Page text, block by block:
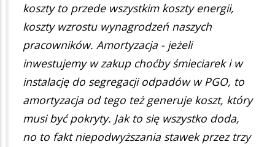
koszty to przede wszystkim koszty energii,
koszty wzrostu wynagrodzeń naszych
pracowników. Amortyzacja - jeżeli
inwestujemy w zakup choćby śmieciarek i w
instalację do segregacji odpadów w PGO, to
amortyzacja od tego też generuje koszt, który
musi być pokryty. Jak to się wszystko doda,
no to fakt niepodwyższania stawek przez trzy